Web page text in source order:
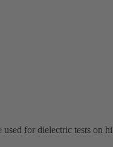
for dielectric tests on